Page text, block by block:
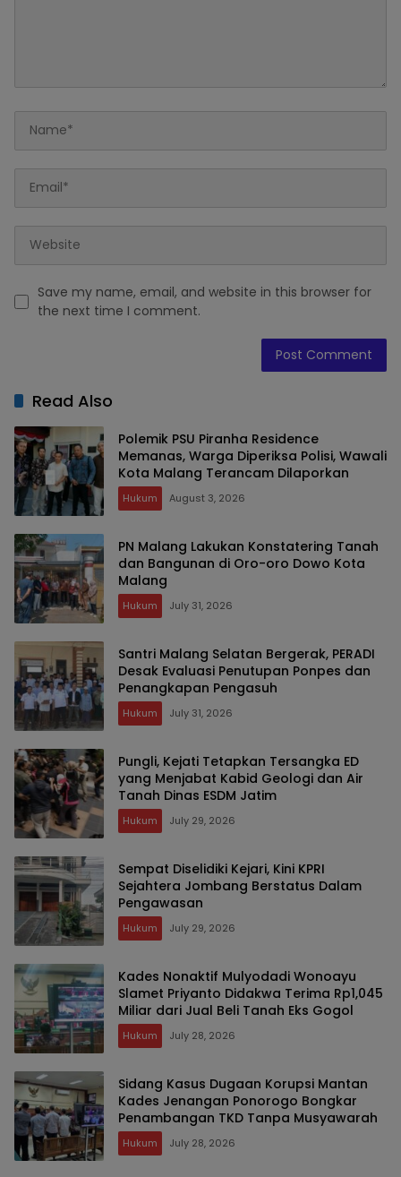
Save my name, email, and website in this browser for
the next time I comment.
Read Also
Polemik PSU Piranha Residence
Memanas, Warga Diperiksa Polisi, Wawali
Kota Malang Terancam Dilaporkan
Hukum August 3, 2026
PN Malang Lakukan Konstatering Tanah
dan Bangunan di Oro-oro Dowo Kota
Malang
Hukum July 31, 2026
Santri Malang Selatan Bergerak, PERADI
Desak Evaluasi Penutupan Ponpes dan
Penangkapan Pengasuh
Hukum July 31, 2026
Pungli, Kejati Tetapkan Tersangka ED
yang Menjabat Kabid Geologi dan Air
Tanah Dinas ESDM Jatim
Hukum July 29, 2026
Sempat Diselidiki Kejari, Kini KPRI
Sejahtera Jombang Berstatus Dalam
Pengawasan
Hukum July 29, 2026
Kades Nonaktif Mulyodadi Wonoayu
Slamet Priyanto Didakwa Terima Rp1,045
Miliar dari Jual Beli Tanah Eks Gogol
Hukum July 28, 2026
Sidang Kasus Dugaan Korupsi Mantan
Kades Jenangan Ponorogo Bongkar
Penambangan TKD Tanpa Musyawarah
Hukum July 28, 2026